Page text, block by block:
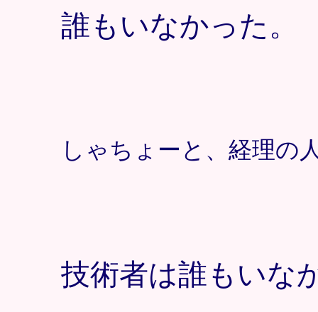
誰もいなかった。
しゃちょーと、経理の
技術者は誰もいな